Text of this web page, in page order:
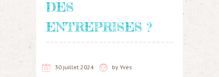
DES
ENTREPRISES ?
30 juillet 2024 by Yves